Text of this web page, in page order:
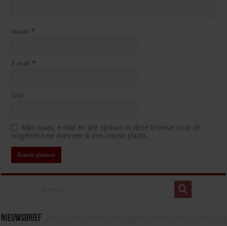
Naam *
E-mail *
Site
Mijn naam, e-mail en site opslaan in deze browser voor de
volgende keer wanneer ik een reactie plaats.
Nieuwsbrief